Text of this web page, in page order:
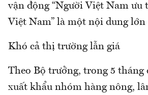
vận động “Người Việt Nam ưu
Việt Nam” là một nội dung lớn
Khó cả thị trường lẫn giá
Theo Bộ trưởng, trong 5 tháng
xuất khẩu nhóm hàng nông,